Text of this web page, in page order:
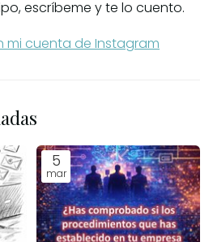
escríbeme y te lo cuento.
mi cuenta de Instagram
5
mar